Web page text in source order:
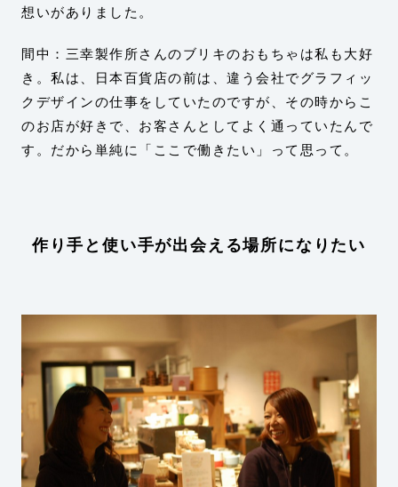
想いがありました。
間中：三幸製作所さんのブリキのおもちゃは私も大好
き。私は、日本百貨店の前は、違う会社でグラフィッ
クデザインの仕事をしていたのですが、その時からこ
のお店が好きで、お客さんとしてよく通っていたんで
す。だから単純に「ここで働きたい」って思って。
作り手と使い手が出会える場所になりたい